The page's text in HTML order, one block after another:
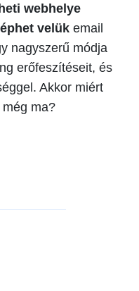
webhelye
velük email
nagyszerű módja
erőfeszítéseit, és
Akkor miért
ma?